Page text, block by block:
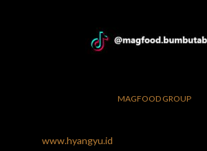
MAGFOOD GROUP
www.hyangyu.id